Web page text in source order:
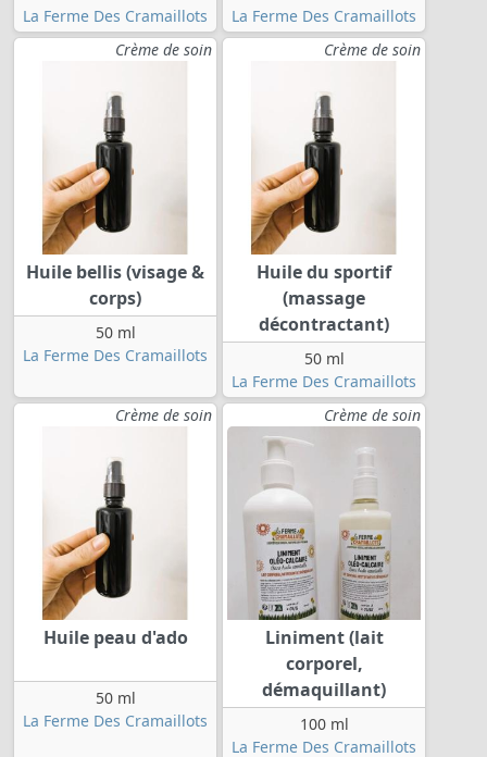
La Ferme Des Cramaillots
La Ferme Des Cramaillots
Crème de soin
Huile bellis (visage &
corps)
50 ml
La Ferme Des Cramaillots
Crème de soin
Huile du sportif
(massage
décontractant)
50 ml
La Ferme Des Cramaillots
Crème de soin
Huile peau d'ado
50 ml
La Ferme Des Cramaillots
Crème de soin
Liniment (lait
corporel,
démaquillant)
100 ml
La Ferme Des Cramaillots